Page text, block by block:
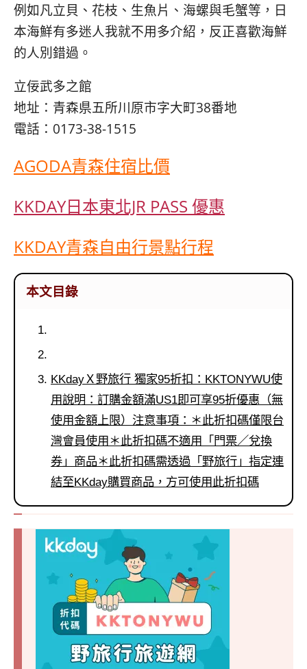
例如凡立貝、花枝、生魚片、海螺與毛蟹等，日
本海鮮有多迷人我就不用多介紹，反正喜歡海鮮
的人別錯過。
立佞武多之館
地址：青森県五所川原市字大町38番地
電話：0173-38-1515
AGODA青森住宿比價
KKDAY日本東北JR PASS 優惠
KKDAY青森自由行景點行程
本文目錄
KKdayＸ野旅行 獨家95折扣：KKTONYWU使
用說明：訂購金額滿US1即可享95折優惠（無
使用金額上限）注意事項：＊此折扣碼僅限台
灣會員使用＊此折扣碼不適用「門票／兌換
券」商品＊此折扣碼需透過「野旅行」指定連
結至KKday購買商品，方可使用此折扣碼